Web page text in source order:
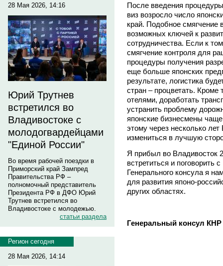
28 Мая 2026, 14:16
Юрий Трутнев
встретился во
Владивостоке с
молодогвардейцами
"Единой России"
Во время рабочей поездки в
Приморский край Зампред
Правительства РФ –
полномочный представитель
Президента РФ в ДФО Юрий
Трутнев встретился во
Владивостоке с молодежью.
статьи раздела
Регион сегодня
28 Мая 2026, 14:14
После введения
виз возросло число
край. Подобное смягчение
возможных ключей к
сотрудничества. Если к
смягчение контроля для
процедуры получения
еще больше японских
результате, логистика
стран – процветать. Кроме
отелями, доработать
устранить проблему
японские бизнесмены
этому через несколько
измениться в лучшую
Я прибыл во Владивосток
встретиться и поговорить
Генерального консула я
для развития японо-
других областях.
Генеральный консул